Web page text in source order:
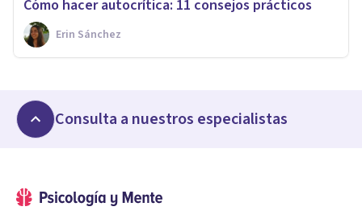
Cómo hacer autocrítica: 11 consejos prácticos
Erin Sánchez
Consulta a nuestros especialistas